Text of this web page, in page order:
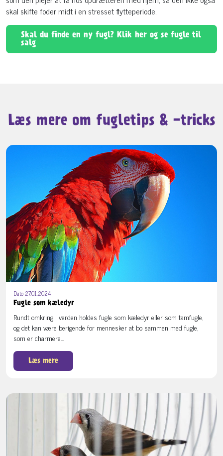
skal skifte foder midt i en stresset flytteperiode.
Skal du finde en ny fugl? Klik her og se fugle til
salg
Læs mere om fugletips & -tricks
Dato 27.01.2024
Fugle som kæledyr
Rundt omkring i verden holdes fugle som kæledyr eller som tamfugle,
og det kan være berigende for mennesker at bo sammen med fugle,
som er charmere...
Læs mere